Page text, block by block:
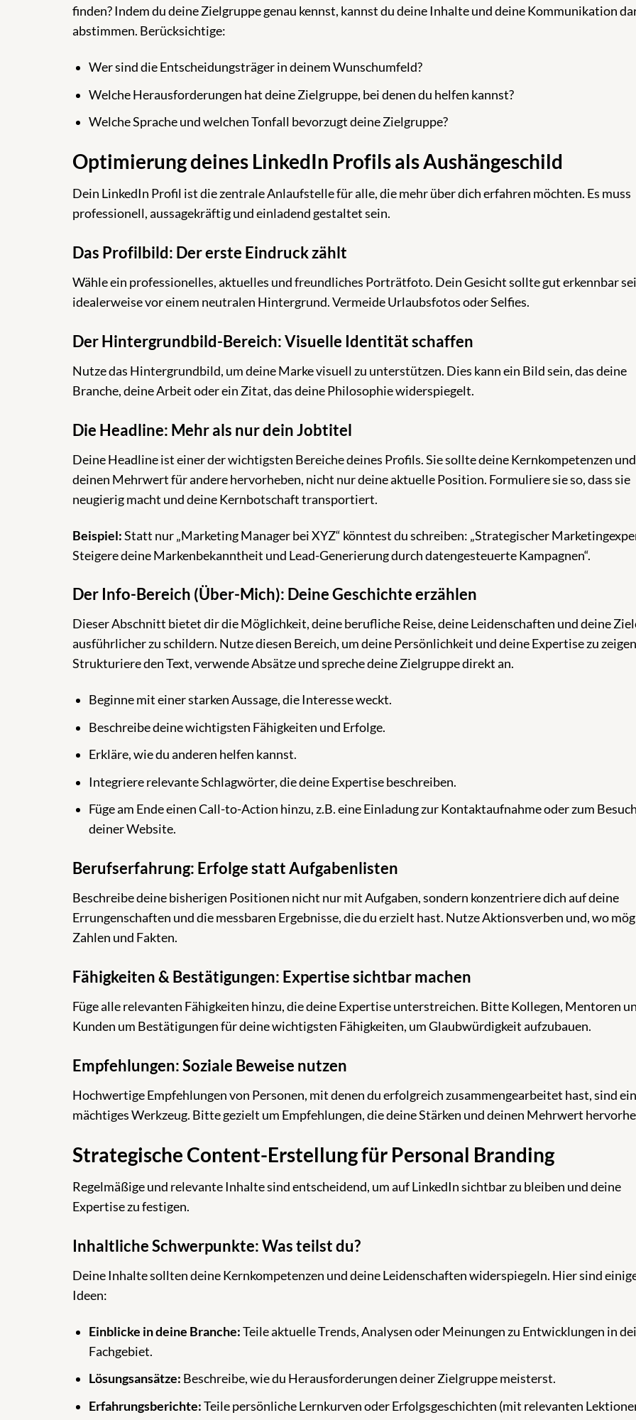
finden? Indem du deine Zielgruppe genau kennst, kannst du deine Inhalte und deine Kommunikation
abstimmen. Berücksichtige:
Wer sind die Entscheidungsträger in deinem Wunschumfeld?
Welche Herausforderungen hat deine Zielgruppe, bei denen du helfen kannst?
Welche Sprache und welchen Tonfall bevorzugt deine Zielgruppe?
Optimierung deines LinkedIn Profils als Aushängeschild
Dein LinkedIn Profil ist die zentrale Anlaufstelle für alle, die mehr über dich erfahren möchten. Es muss
professionell, aussagekräftig und einladend gestaltet sein.
Das Profilbild: Der erste Eindruck zählt
Wähle ein professionelles, aktuelles und freundliches Porträtfoto. Dein Gesicht sollte gut erkennbar
idealerweise vor einem neutralen Hintergrund. Vermeide Urlaubsfotos oder Selfies.
Der Hintergrundbild-Bereich: Visuelle Identität schaffen
Nutze das Hintergrundbild, um deine Marke visuell zu unterstützen. Dies kann ein Bild sein, das deine
Branche, deine Arbeit oder ein Zitat, das deine Philosophie widerspiegelt.
Die Headline: Mehr als nur dein Jobtitel
Deine Headline ist einer der wichtigsten Bereiche deines Profils. Sie sollte deine Kernkompetenzen und
deinen Mehrwert für andere hervorheben, nicht nur deine aktuelle Position. Formuliere sie so, dass sie
neugierig macht und deine Kernbotschaft transportiert.
Beispiel:Statt nur „Marketing Manager bei XYZ“ könntest du schreiben: „Strategischer
Steigere deine Markenbekanntheit und Lead-Generierung durch datengesteuerte Kampagnen“.
Der Info-Bereich (Über-Mich): Deine Geschichte erzählen
Dieser Abschnitt bietet dir die Möglichkeit, deine berufliche Reise, deine Leidenschaften und deine
ausführlicher zu schildern. Nutze diesen Bereich, um deine Persönlichkeit und deine Expertise zu
Strukturiere den Text, verwende Absätze und spreche deine Zielgruppe direkt an.
Beginne mit einer starken Aussage, die Interesse weckt.
Beschreibe deine wichtigsten Fähigkeiten und Erfolge.
Erkläre, wie du anderen helfen kannst.
Integriere relevante Schlagwörter, die deine Expertise beschreiben.
Füge am Ende einen Call-to-Action hinzu, z.B. eine Einladung zur Kontaktaufnahme oder zum
deiner Website.
Berufserfahrung: Erfolge statt Aufgabenlisten
Beschreibe deine bisherigen Positionen nicht nur mit Aufgaben, sondern konzentriere dich auf deine
Errungenschaften und die messbaren Ergebnisse, die du erzielt hast. Nutze Aktionsverben und, wo
Zahlen und Fakten.
Fähigkeiten & Bestätigungen: Expertise sichtbar machen
Füge alle relevanten Fähigkeiten hinzu, die deine Expertise unterstreichen. Bitte Kollegen, Mentoren
Kunden um Bestätigungen für deine wichtigsten Fähigkeiten, um Glaubwürdigkeit aufzubauen.
Empfehlungen: Soziale Beweise nutzen
Hochwertige Empfehlungen von Personen, mit denen du erfolgreich zusammengearbeitet hast, sind ein
mächtiges Werkzeug. Bitte gezielt um Empfehlungen, die deine Stärken und deinen Mehrwert
Strategische Content-Erstellung für Personal Branding
Regelmäßige und relevante Inhalte sind entscheidend, um auf LinkedIn sichtbar zu bleiben und deine
Expertise zu festigen.
Inhaltliche Schwerpunkte: Was teilst du?
Deine Inhalte sollten deine Kernkompetenzen und deine Leidenschaften widerspiegeln. Hier sind
Ideen:
Einblicke in deine Branche:Teile aktuelle Trends, Analysen oder Meinungen zu Entwicklungen in
Fachgebiet.
Lösungsansätze: Beschreibe, wie du Herausforderungen deiner Zielgruppe meisterst.
Erfahrungsberichte:Teile persönliche Lernkurven oder Erfolgsgeschichten (mit relevanten